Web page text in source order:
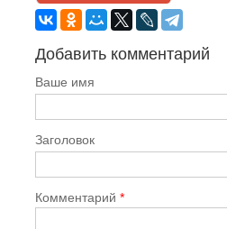
Добавить комментарий
Ваше имя
Заголовок
Комментарий*